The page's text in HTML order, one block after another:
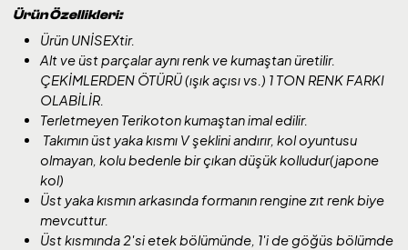
Ürün Özellikleri:
Ürün UNİSEXtir.
Alt ve üst parçalar aynı renk ve kumaştan üretilir.
ÇEKİMLERDEN ÖTÜRÜ (ışık açısı vs.) 1 TON RENK FARKI
OLABİLİR.
Terletmeyen Terikoton kumaştan imal edilir.
Takımın üst yaka kısmı V şeklini andırır, kol oyuntusu
olmayan, kolu bedenle bir çıkan düşük kolludur(japone
kol)
Üst yaka kısmın arkasında formanın rengine zıt renk biye
mevcuttur.
Üst kısmında 2'si etek bölümünde, 1'i de göğüs bölümde